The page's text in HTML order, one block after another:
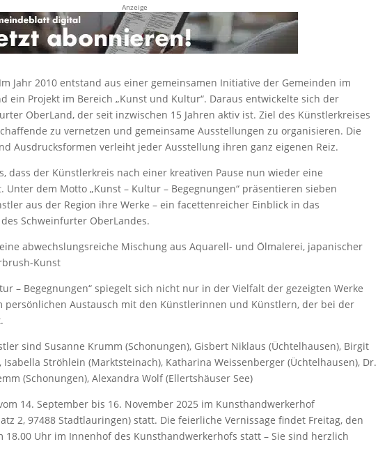
Anzeige
Im Jahr 2010 entstand aus einer gemeinsamen Initiative der Gemeinden im
ein Projekt im Bereich „Kunst und Kultur“. Daraus entwickelte sich der
OberLand, der seit inzwischen 15 Jahren aktiv ist. Ziel des Künstlerkreises
zu vernetzen und gemeinsame Ausstellungen zu organisieren. Die
Ausdrucksformen verleiht jeder Ausstellung ihren ganz eigenen Reiz.
dass der Künstlerkreis nach einer kreativen Pause nun wieder eine
Unter dem Motto „Kunst – Kultur – Begegnungen“ präsentieren sieben
aus der Region ihre Werke – ein facettenreicher Einblick in das
Schweinfurter OberLandes.
abwechslungsreiche Mischung aus Aquarell- und Ölmalerei, japanischer
Kunst
– Begegnungen“ spiegelt sich nicht nur in der Vielfalt der gezeigten Werke
persönlichen Austausch mit den Künstlerinnen und Künstlern, der bei der
sind Susanne Krumm (Schonungen), Gisbert Niklaus (Üchtelhausen), Birgit
Isabella Ströhlein (Marktsteinach), Katharina Weissenberger (Üchtelhausen), Dr.
(Schonungen), Alexandra Wolf (Ellertshäuser See)
14. September bis 16. November 2025 im Kunsthandwerkerhof
2, 97488 Stadtlauringen) statt. Die feierliche Vernissage findet Freitag, den
18.00 Uhr im Innenhof des Kunsthandwerkerhofs statt – Sie sind herzlich